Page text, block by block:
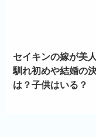
セイキンの嫁が美
馴れ初めや結婚の
は？子供はいる？